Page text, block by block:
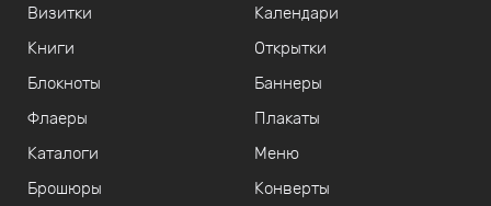
Визитки
Книги
Блокноты
Флаеры
Каталоги
Брошюры
Календари
Открытки
Баннеры
Плакаты
Меню
Конверты